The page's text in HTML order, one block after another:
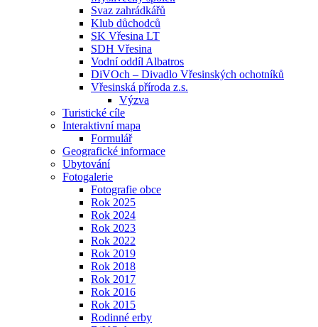
Svaz zahrádkářů
Klub důchodců
SK Vřesina LT
SDH Vřesina
Vodní oddíl Albatros
DiVOch – Divadlo Vřesinských ochotníků
Vřesinská příroda z.s.
Výzva
Turistické cíle
Interaktivní mapa
Formulář
Geografické informace
Ubytování
Fotogalerie
Fotografie obce
Rok 2025
Rok 2024
Rok 2023
Rok 2022
Rok 2019
Rok 2018
Rok 2017
Rok 2016
Rok 2015
Rodinné erby